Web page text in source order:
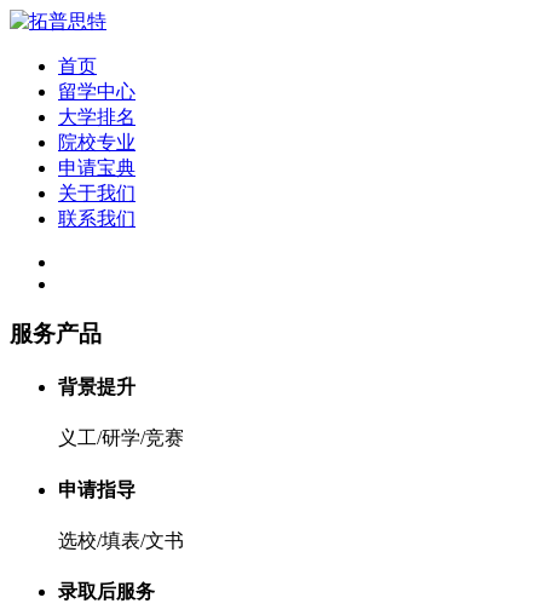
首页
留学中心
大学排名
院校专业
申请宝典
关于我们
联系我们
服务产品
背景提升
义工/研学/竞赛
申请指导
选校/填表/文书
录取后服务